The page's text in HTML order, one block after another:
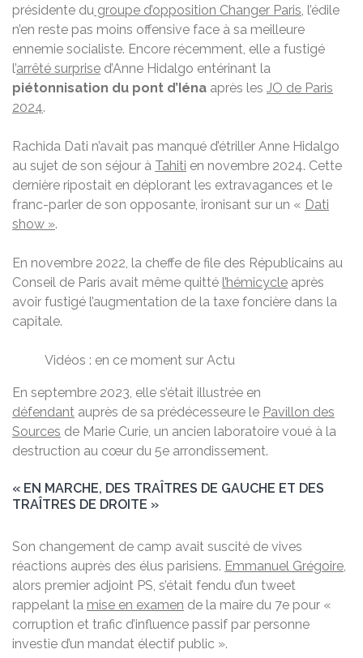
présidente du groupe d’opposition Changer Paris, l’édile
n’en reste pas moins offensive face à sa meilleure
ennemie socialiste. Encore récemment, elle a fustigé
l’arrêté surprise d’Anne Hidalgo entérinant la
piétonnisation du pont d’Iéna après les JO de Paris
2024.
Rachida Dati n’avait pas manqué d’étriller Anne Hidalgo
au sujet de son séjour à Tahiti en novembre 2024. Cette
dernière ripostait en déplorant les extravagances et le
franc-parler de son opposante, ironisant sur un « Dati
show ».
En novembre 2022, la cheffe de file des Républicains au
Conseil de Paris avait même quitté l’hémicycle après
avoir fustigé l’augmentation de la taxe foncière dans la
capitale.
Vidéos : en ce moment sur Actu
En septembre 2023, elle s’était illustrée en
défendant auprès de sa prédécesseure le Pavillon des
Sources de Marie Curie, un ancien laboratoire voué à la
destruction au cœur du 5e arrondissement.
« EN MARCHE, DES TRAÎTRES DE GAUCHE ET DES
TRAÎTRES DE DROITE »
Son changement de camp avait suscité de vives
réactions auprès des élus parisiens. Emmanuel Grégoire,
alors premier adjoint PS, s’était fendu d’un tweet
rappelant la mise en examen de la maire du 7e pour «
corruption et trafic d’influence passif par personne
investie d’un mandat électif public ».